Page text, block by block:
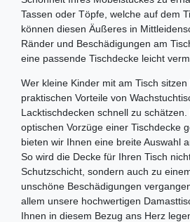
Tassen oder Töpfe, welche auf dem
können diesen Äußeres in
Ränder und Beschädigungen am
eine passende Tischdecke leicht
Wer kleine Kinder mit am Tisch
praktischen Vorteile von
Lacktischdecken schnell zu
optischen Vorzüge einer Tischdecke
bieten wir Ihnen eine breite Auswahl
So wird die Decke für Ihren Tisch
Schutzschicht, sondern auch zu
unschöne Beschädigungen
allem unsere hochwertigen
Ihnen in diesem Bezug ans Herz